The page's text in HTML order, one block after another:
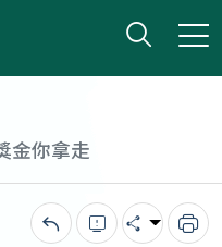
打開
小版
金你拿走
回上一頁錯誤回報
分享 列